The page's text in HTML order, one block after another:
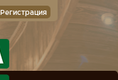
Регистрация